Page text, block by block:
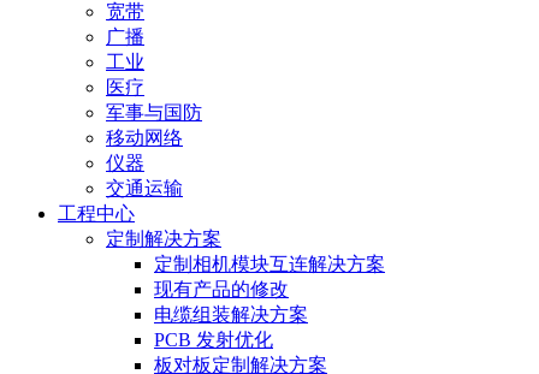
宽带
广播
工业
医疗
军事与国防
移动网络
仪器
交通运输
工程中心
定制解决方案
定制相机模块互连解决方案
现有产品的修改
电缆组装解决方案
PCB 发射优化
板对板定制解决方案